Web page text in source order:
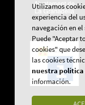
Utilizamos
experiencia del
navegación en
Puede "Aceptar
cookies" que
las cookies
nuestra política
información.